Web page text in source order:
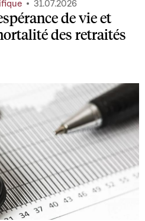
de vie et
des retraités
31.07.2026